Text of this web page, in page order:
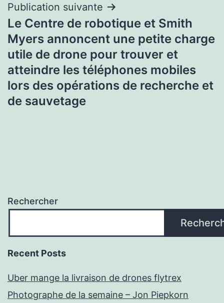
Publication suivante
Le Centre de robotique et Smith
Myers annoncent une petite charge
utile de drone pour trouver et
atteindre les téléphones mobiles
lors des opérations de recherche et
de sauvetage
Rechercher
Recent Posts
Uber mange la livraison de drones flytrex
Photographe de la semaine – Jon Piepkorn